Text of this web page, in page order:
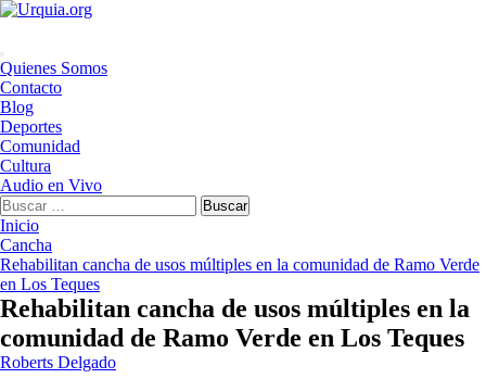
Saltar
Menú
principal
Quienes Somos
Contacto
Blog
Deportes
Comunidad
Cultura
Audio en Vivo
Buscar:
Inicio
Cancha
Rehabilitan cancha de usos múltiples en la comunidad de Ramo Verde
en Los Teques
Rehabilitan cancha de usos múltiples en la
comunidad de Ramo Verde en Los Teques
Roberts Delgado